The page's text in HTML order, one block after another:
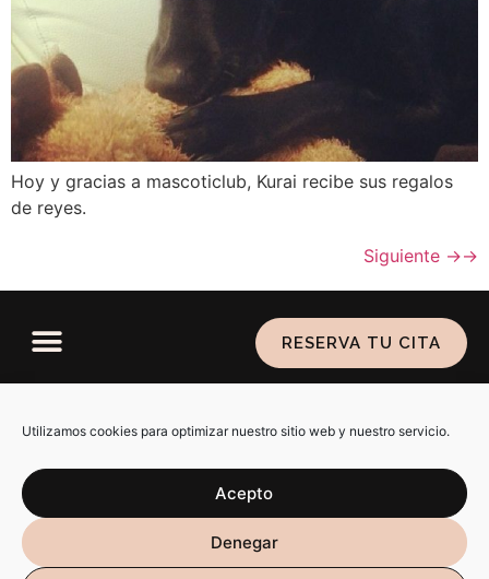
Utilizamos cookies para optimizar nuestro sitio web y nuestro servicio.
Acepto
Denegar
Hoy y gracias a mascoticlub, Kurai recibe sus regalos
de reyes.
Siguiente →
RESERVA TU CITA
cookies
SARAIALMA @ 2026 ALL RIGHTS RESERVED. DISEÑO WEB
PORRÚBRIKA